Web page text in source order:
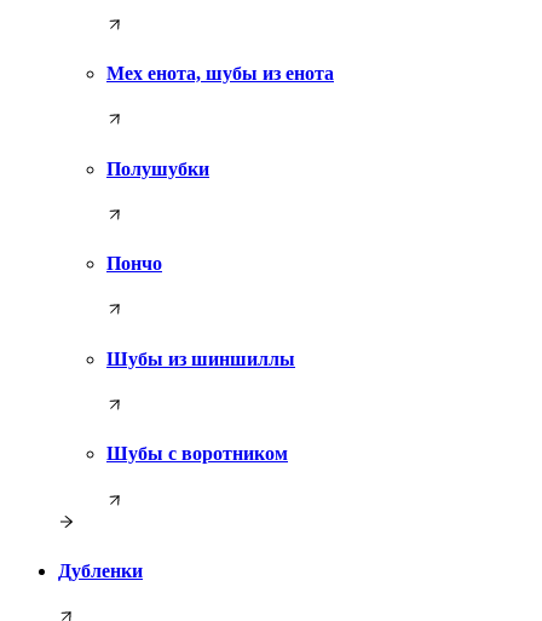
Мех енота, шубы из енота
Полушубки
Пончо
Шубы из шиншиллы
Шубы с воротником
Дубленки